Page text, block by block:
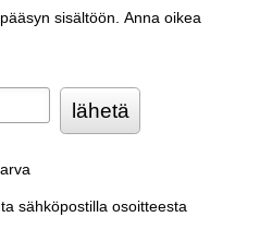
sisältöön. Anna oikea
sähköpostilla osoitteesta